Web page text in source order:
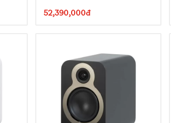
52,390,000đ